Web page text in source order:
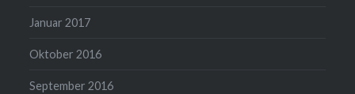
Januar 2017
Oktober 2016
September 2016